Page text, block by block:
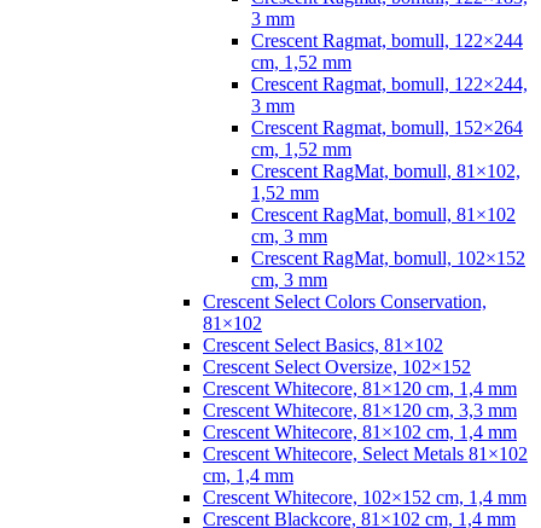
3 mm
Crescent Ragmat, bomull, 122×244
cm, 1,52 mm
Crescent Ragmat, bomull, 122×244,
3 mm
Crescent Ragmat, bomull, 152×264
cm, 1,52 mm
Crescent RagMat, bomull, 81×102,
1,52 mm
Crescent RagMat, bomull, 81×102
cm, 3 mm
Crescent RagMat, bomull, 102×152
cm, 3 mm
Crescent Select Colors Conservation,
81×102
Crescent Select Basics, 81×102
Crescent Select Oversize, 102×152
Crescent Whitecore, 81×120 cm, 1,4 mm
Crescent Whitecore, 81×120 cm, 3,3 mm
Crescent Whitecore, 81×102 cm, 1,4 mm
Crescent Whitecore, Select Metals 81×102
cm, 1,4 mm
Crescent Whitecore, 102×152 cm, 1,4 mm
Crescent Blackcore, 81×102 cm, 1,4 mm